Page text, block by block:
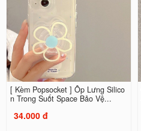
[ Kèm Popsocket ] Ốp Lưng Silico
n Trong Suốt Space Bảo Vệ...
34.000 đ